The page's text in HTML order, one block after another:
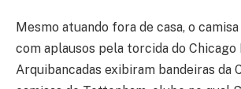
Mesmo atuando fora de casa, o
com aplausos pela torcida do Chicago
Arquibancadas exibiram bandeiras da